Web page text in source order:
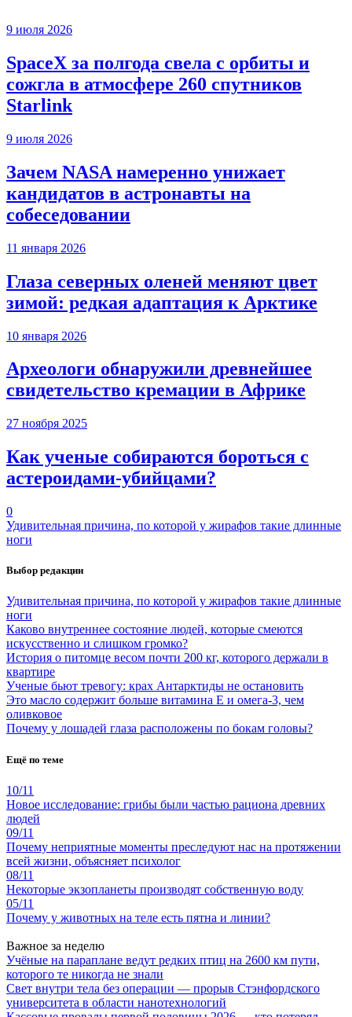
9 июля 2026
SpaceX за полгода свела с орбиты и
сожгла в атмосфере 260 спутников
Starlink
9 июля 2026
Зачем NASA намеренно унижает
кандидатов в астронавты на
собеседовании
11 января 2026
Глаза северных оленей меняют цвет
зимой: редкая адаптация к Арктике
10 января 2026
Археологи обнаружили древнейшее
свидетельство кремации в Африке
27 ноября 2025
Как ученые собираются бороться с
астероидами-убийцами?
0
Удивительная причина, по которой у жирафов такие длинные
ноги
Выбор редакции
Удивительная причина, по которой у жирафов такие длинные
ноги
Каково внутреннее состояние людей, которые смеются
искусственно и слишком громко?
История о питомце весом почти 200 кг, которого держали в
квартире
Ученые бьют тревогу: крах Антарктиды не остановить
Это масло содержит больше витамина Е и омега-3, чем
оливковое
Почему у лошадей глаза расположены по бокам головы?
Ещё по теме
10/11
Новое исследование: грибы были частью рациона древних
людей
09/11
Почему неприятные моменты преследуют нас на протяжении
всей жизни, объясняет психолог
08/11
Некоторые экзопланеты производят собственную воду
05/11
Почему у животных на теле есть пятна и линии?
Важное за неделю
Учёные на параплане ведут редких птиц на 2600 км пути,
которого те никогда не знали
Свет внутри тела без операции — прорыв Стэнфордского
университета в области нанотехнологий